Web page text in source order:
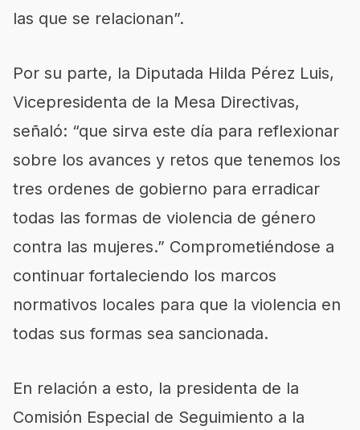
las que se relacionan”.
Por su parte, la Diputada Hilda Pérez Luis,
Vicepresidenta de la Mesa Directivas,
señaló: “que sirva este día para reflexionar
sobre los avances y retos que tenemos los
tres ordenes de gobierno para erradicar
todas las formas de violencia de género
contra las mujeres.” Comprometiéndose a
continuar fortaleciendo los marcos
normativos locales para que la violencia en
todas sus formas sea sancionada.
En relación a esto, la presidenta de la
Comisión Especial de Seguimiento a la